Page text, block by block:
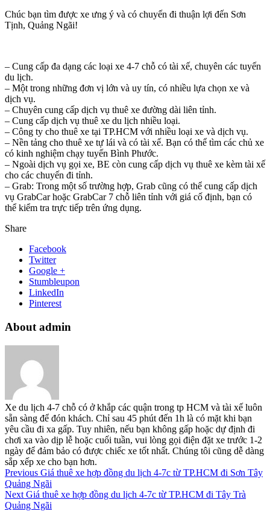
Chúc bạn tìm được xe ưng ý và có chuyến đi thuận lợi đến Sơn
Tịnh, Quảng Ngãi!
– Cung cấp đa dạng các loại xe 4-7 chỗ có tài xế, chuyên các tuyến
du lịch.
– Một trong những đơn vị lớn và uy tín, có nhiều lựa chọn xe và
dịch vụ.
– Chuyên cung cấp dịch vụ thuê xe đường dài liên tỉnh.
– Cung cấp dịch vụ thuê xe du lịch nhiều loại.
– Công ty cho thuê xe tại TP.HCM với nhiều loại xe và dịch vụ.
– Nền tảng cho thuê xe tự lái và có tài xế. Bạn có thể tìm các chủ xe
có kinh nghiệm chạy tuyến Bình Phước.
– Ngoài dịch vụ gọi xe, BE còn cung cấp dịch vụ thuê xe kèm tài xế
cho các chuyến đi tỉnh.
– Grab: Trong một số trường hợp, Grab cũng có thể cung cấp dịch
vụ GrabCar hoặc GrabCar 7 chỗ liên tỉnh với giá cố định, bạn có
thể kiểm tra trực tiếp trên ứng dụng.
Share
Facebook
Twitter
Google +
Stumbleupon
LinkedIn
Pinterest
About admin
Xe du lịch 4-7 chỗ có ở khắp các quận trong tp HCM và tài xế luôn
sẵn sàng để đón khách. Chỉ sau 45 phút đến 1h là có mặt khi bạn
yêu cầu đi xa gấp. Tuy nhiên, nếu bạn không gấp hoặc dự định đi
chơi xa vào dịp lễ hoặc cuối tuần, vui lòng gọi điện đặt xe trước 1-2
ngày để đảm bảo có được chiếc xe tốt nhất. Chúng tôi cũng dễ dàng
sắp xếp xe cho bạn hơn.
Previous Giá thuê xe hợp đồng du lịch 4-7c từ TP.HCM đi Sơn Tây
Quảng Ngãi
Next Giá thuê xe hợp đồng du lịch 4-7c từ TP.HCM đi Tây Trà
Quảng Ngãi